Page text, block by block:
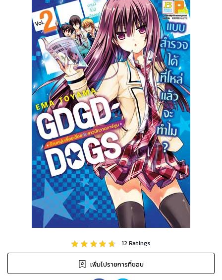
12Ratings
เพิ่มไปรายการที่ชอบ